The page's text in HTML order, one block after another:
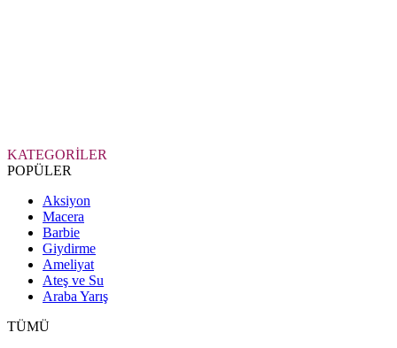
KATEGORİLER
POPÜLER
Aksiyon
Macera
Barbie
Giydirme
Ameliyat
Ateş ve Su
Araba Yarış
TÜMÜ